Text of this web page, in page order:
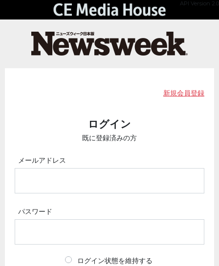
API Version 2.0
新規会員登録
ログイン
既に登録済みの方
メールアドレス
パスワード
ログイン状態を維持する